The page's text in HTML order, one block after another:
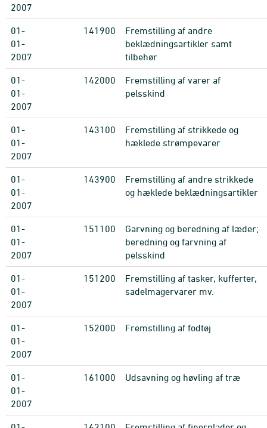
2007
01-
01-
2007
141900
Fremstilling af andre
beklædningsartikler samt
tilbehør
01-
01-
2007
142000
Fremstilling af varer af
pelsskind
01-
01-
2007
143100
Fremstilling af strikkede og
hæklede strømpevarer
01-
01-
2007
143900
Fremstilling af andre strikkede
og hæklede beklædningsartikler
01-
01-
2007
151100
Garvning og beredning af læder;
beredning og farvning af
pelsskind
01-
01-
2007
151200
Fremstilling af tasker, kufferter,
sadelmagervarer mv.
01-
01-
2007
152000 Fremstilling af fodtøj
01-
01-
2007
161000 Udsavning og høvling af træ